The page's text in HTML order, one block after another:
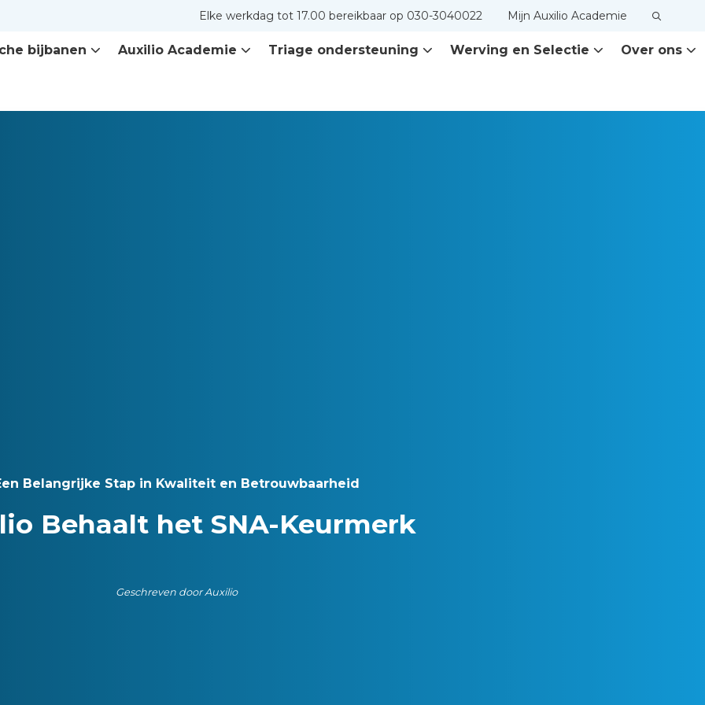
Elke werkdag tot 17.00 bereikbaar op 030-3040022 Mijn Auxilio Academie
bijbanen Auxilio Academie Triage ondersteuning Werving en Selectie Over ons
Belangrijke Stap in Kwaliteit en Betrouwbaarheid
Behaalt het SNA-Keurmerk
Geschreven door Auxilio